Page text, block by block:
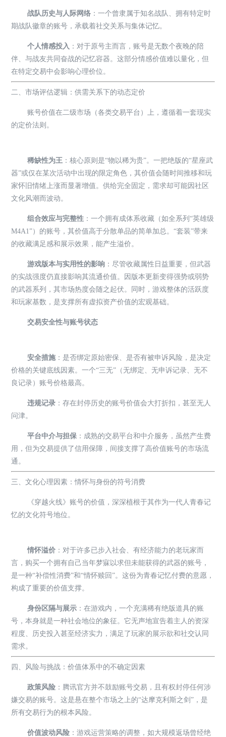
战队历史与人际网络 ：一个曾隶属于知名战队、拥有特定时
期战队徽章的账号，承载着社交关系与集体记忆。
个人情感投入 ：对于原号主而言，账号是无数个夜晚的陪
伴、与战友共同奋战的记忆容器。这部分情感价值难以量化，但
在特定交易中会影响心理价位。
二、市场评估逻辑：供需关系下的动态定价
账号价值在二级市场（各类交易平台）上，遵循着一套现实
的定价法则。
稀缺性为王 ：核心原则是“物以稀为贵”。一把绝版的“星座武
器”或仅在某次活动中出现的限定角色，其价值会随时间推移和玩
家怀旧情绪上涨而显著增值。供给完全固定，需求却可能因社区
文化风潮而波动。
组合效应与完整性 ：一个拥有成体系收藏（如全系列“英雄级
M4A1”）的账号，其价值高于分散单品的简单加总。“套装”带来
的收藏满足感和展示效果，能产生溢价。
游戏版本与实用性的影响 ：尽管收藏属性日益重要，但武器
的实战强度仍直接影响其流通价值。因版本更新变得强势或弱势
的武器系列，其市场热度会随之起伏。同时，游戏整体的活跃度
和玩家基数，是支撑所有虚拟资产价值的宏观基础。
交易安全性与账号状态
安全措施 ：是否绑定原始密保、是否有被申诉风险，是决定
价格的关键底线因素。一个“三无”（无绑定、无申诉记录、无不
良记录）账号价格最高。
违规记录 ：存在封停历史的账号价值会大打折扣，甚至无人
问津。
平台中介与担保 ：成熟的交易平台和中介服务，虽然产生费
用，但为交易提供了信用保障，间接支撑了高价值账号的市场流
通。
三、文化心理因素：情怀与身份的符号消费
《穿越火线》账号的价值，深深植根于其作为一代人青春记
忆的文化符号地位。
情怀溢价 ：对于许多已步入社会、有经济能力的老玩家而
言，购买一个拥有自己当年梦寐以求但未能获得的武器的账号，
是一种“补偿性消费”和“情怀赎回”。这份为青春记忆付费的意愿，
构成了重要的价值支撑。
身份区隔与展示 ：在游戏内，一个充满稀有绝版道具的账
号，本身就是一种社会地位的象征。它无声地宣告着主人的资深
程度、历史投入甚至经济实力，满足了玩家的展示欲和社交认同
需求。
四、风险与挑战：价值体系中的不确定因素
政策风险 ：腾讯官方并不鼓励账号交易，且有权封停任何涉
嫌交易的账号。这是悬在整个市场之上的“达摩克利斯之剑”，是
所有交易行为的根本风险。
价值波动风险 ：游戏运营策略的调整，如大规模返场曾经绝